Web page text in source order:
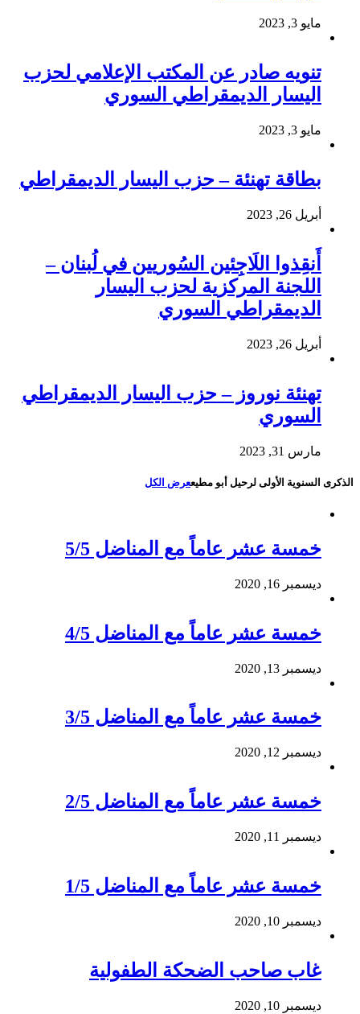
مايو 3, 2023
تنويه صادر عن المكتب الإعلامي لحزب
اليسار الديمقراطي السوري
مايو 3, 2023
بطاقة تهنئة – حزب اليسار الديمقراطي
أبريل 26, 2023
أَنقِذوا اللَاجِئين السُوريين في لُبنان –
اللجنة المركزية لحزب اليسار
الديمقراطي السوري
أبريل 26, 2023
تهنئة نوروز – حزب اليسار الديمقراطي
السوري
مارس 31, 2023
الذكرى السنوية الأولى لرحيل أبو مطيععرض الكل
خمسة عشر عاماً مع المناضل 5/5
ديسمبر 16, 2020
خمسة عشر عاماً مع المناضل 4/5
ديسمبر 13, 2020
خمسة عشر عاماً مع المناضل 3/5
ديسمبر 12, 2020
خمسة عشر عاماً مع المناضل 2/5
ديسمبر 11, 2020
خمسة عشر عاماً مع المناضل 1/5
ديسمبر 10, 2020
غاب صاحب الضحكة الطفولية
ديسمبر 10, 2020